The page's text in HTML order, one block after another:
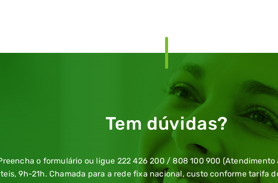
Tem dúvidas?
o formulário ou ligue 222 426 200 / 808 100 900 (Atendimento
9h-21h. Chamada para a rede fixa nacional, custo conforme tarifa